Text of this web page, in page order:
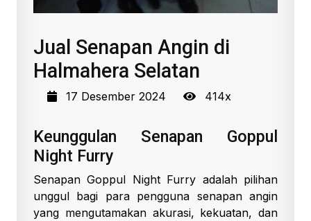
Jual Senapan Angin di
Halmahera Selatan
17 Desember 2024 414x
Keunggulan Senapan Goppul
Night Furry
Senapan Goppul Night Furry adalah pilihan
unggul bagi para pengguna senapan angin
yang mengutamakan akurasi, kekuatan, dan